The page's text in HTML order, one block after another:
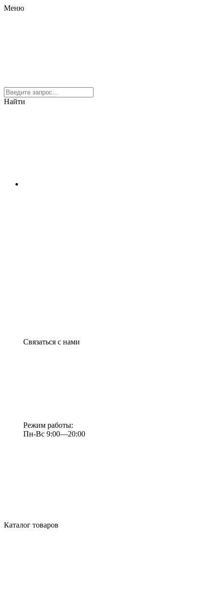
Меню
Найти
Связаться с нами
Режим работы:
Пн-Вс 9:00—20:00
Каталог товаров